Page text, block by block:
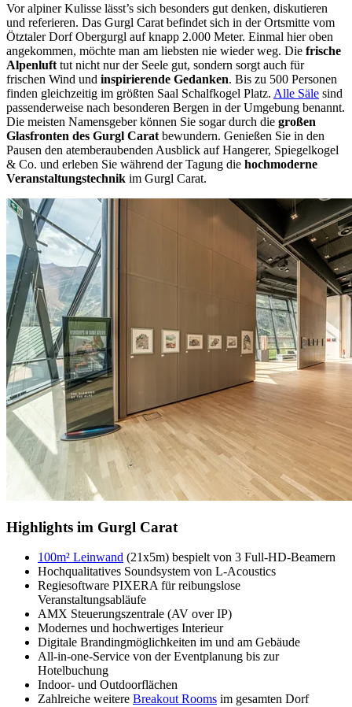
Vor alpiner Kulisse lässt’s sich besonders gut denken, diskutieren
und referieren. Das Gurgl Carat befindet sich in der Ortsmitte vom
Ötztaler Dorf Obergurgl auf knapp 2.000 Meter. Einmal hier oben
angekommen, möchte man am liebsten nie wieder weg. Die frische
Alpenluft tut nicht nur der Seele gut, sondern sorgt auch für
frischen Wind und inspirierende Gedanken. Bis zu 500 Personen
finden gleichzeitig im größten Saal Schalfkogel Platz. Alle Säle sind
passenderweise nach besonderen Bergen in der Umgebung benannt.
Die meisten Namensgeber können Sie sogar durch die großen
Glasfronten des Gurgl Carat bewundern. Genießen Sie in den
Pausen den atemberaubenden Ausblick auf Hangerer, Spiegelkogel
& Co. und erleben Sie während der Tagung die hochmoderne
Veranstaltungstechnik im Gurgl Carat.
Highlights im Gurgl Carat
100m² Leinwand (21x5m) bespielt von 3 Full-HD-Beamern
Hochqualitatives Soundsystem von L-Acoustics
Regiesoftware PIXERA für reibungslose
Veranstaltungsabläufe
AMX Steuerungszentrale (AV over IP)
Modernes und hochwertiges Interieur
Digitale Brandingmöglichkeiten im und am Gebäude
All-in-one-Service von der Eventplanung bis zur
Hotelbuchung
Indoor- und Outdoorflächen
Zahlreiche weitere Breakout Rooms im gesamten Dorf